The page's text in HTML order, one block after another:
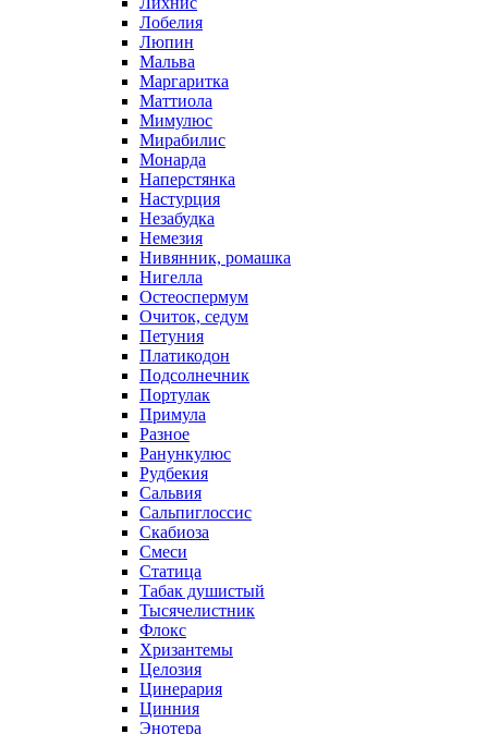
Лобелия
Люпин
Мальва
Маргаритка
Маттиола
Мимулюс
Мирабилис
Монарда
Наперстянка
Настурция
Незабудка
Немезия
Нивянник, ромашка
Нигелла
Остеоспермум
Очиток, седум
Петуния
Платикодон
Подсолнечник
Портулак
Примула
Разное
Ранункулюс
Рудбекия
Сальвия
Сальпиглоссис
Скабиоза
Смеси
Статица
Табак душистый
Тысячелистник
Флокс
Хризантемы
Целозия
Цинерария
Цинния
Энотера